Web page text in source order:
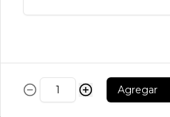
Agregar